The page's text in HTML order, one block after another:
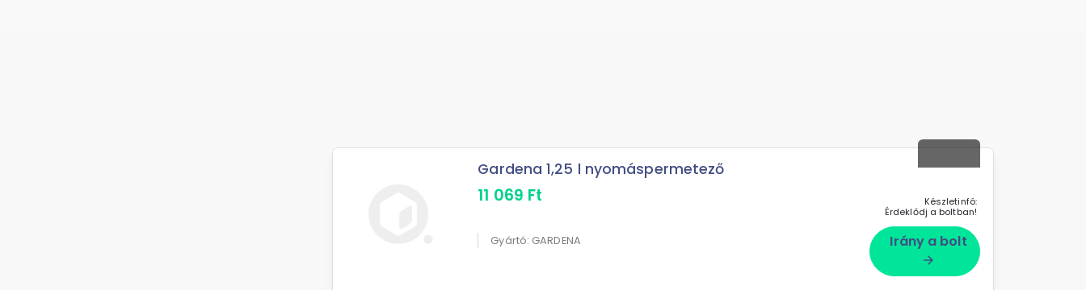
Gardena 1,25 l nyomáspermetező
11 069 Ft
Gyártó: GARDENA
Készletinfó:
Érdeklődj a boltban!
Irány a bolt
arrow_forward